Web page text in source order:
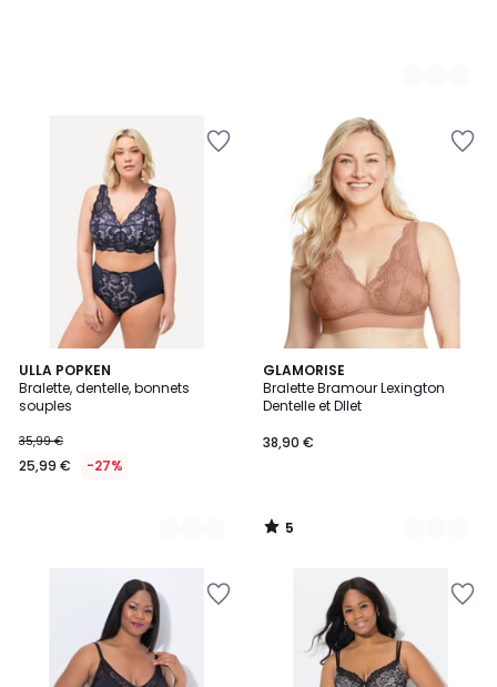
ULLA POPKEN
Bralette, dentelle, bonnets
souples
35,99 €
25,99 € -27%
2
Couleurs
GLAMORISE
Bralette Bramour Lexington
Dentelle et Dllet
38,90 €
5
/
5
2
Couleurs
5
/